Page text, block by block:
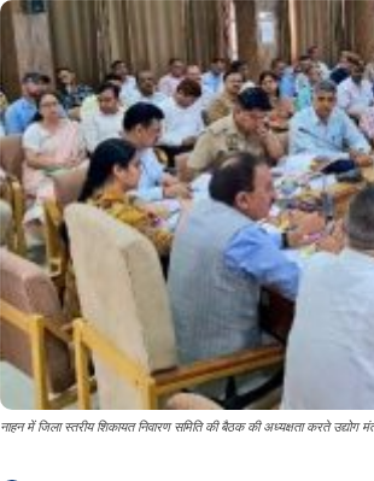
नाहन में जिला स्तरीय शिकायत निवारण समिति की बैठक की अध्यक्षता करते उद्योग